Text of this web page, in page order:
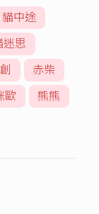
貓中途
思
赤柴
歐
熊熊